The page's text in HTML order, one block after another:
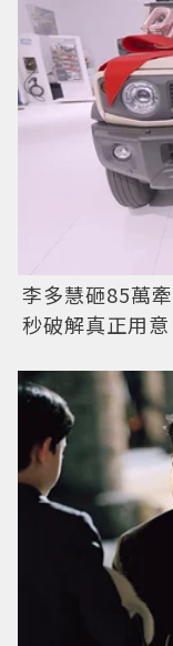
李多慧砸85萬
秒破解真正用意